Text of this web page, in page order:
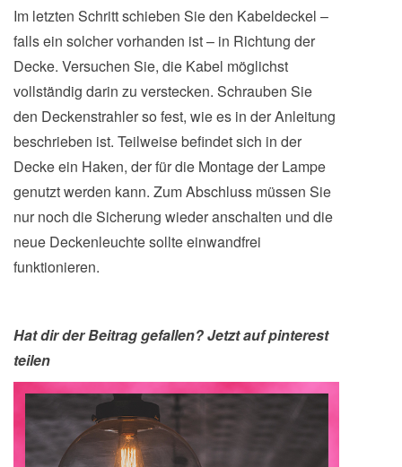
Im letzten Schritt schieben Sie den Kabeldeckel –
falls ein solcher vorhanden ist – in Richtung der
Decke. Versuchen Sie, die Kabel möglichst
vollständig darin zu verstecken. Schrauben Sie
den Deckenstrahler so fest, wie es in der Anleitung
beschrieben ist. Teilweise befindet sich in der
Decke ein Haken, der für die Montage der Lampe
genutzt werden kann. Zum Abschluss müssen Sie
nur noch die Sicherung wieder anschalten und die
neue Deckenleuchte sollte einwandfrei
funktionieren.
Hat dir der Beitrag gefallen? Jetzt auf pinterest
teilen